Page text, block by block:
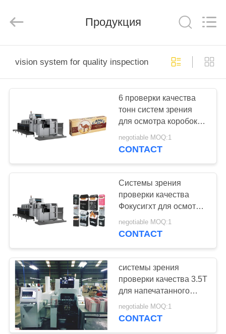
ПРОДУКТЫ
НАС
ПУТЕШЕСТВИЕ
ПРОВЕРКА
КАЧЕСТВА
СВЯЖИТЕСЬ
МЫ
НОВОСТИ
Co.,Ltd.
Продукция
vision system for quality inspection
6 проверки качества
тонн систем зрения
для осмотра коробок
большой складчатости
рифленого
negotiable MOQ:1
CONTACT
Системы зрения
проверки качества
Фокусигхт для осмотра
коробки безгнилостной
упаковки
negotiable MOQ:1
CONTACT
системы зрения
проверки качества 3.5Т
для напечатанного
сухим молоком
осмотра коробок
negotiable MOQ:1
CONTACT